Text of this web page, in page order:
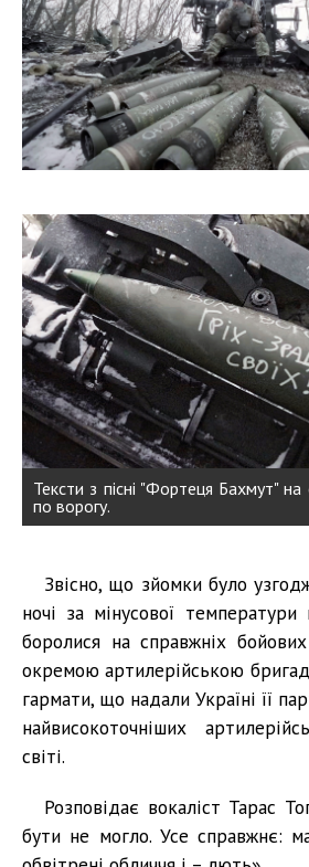
Тексти з пісні "Фортеця Бахмут"
по ворогу.
Звісно, що зйомки було
ночі за мінусової
боролися на справжніх
окремою артилерійською
гармати, що надали Україні її
найвисокоточніших
світі.
Розповідає вокаліст Тарас
бути не могло. Усе справжнє: